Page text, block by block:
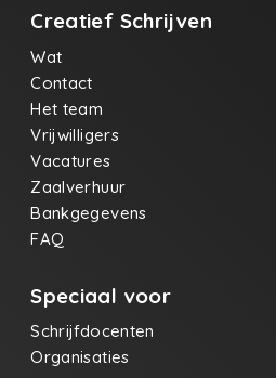
Creatief Schrijven
Wat
Contact
Het team
Vrijwilligers
Vacatures
Zaalverhuur
Bankgegevens
FAQ
Speciaal voor
Schrijfdocenten
Organisaties